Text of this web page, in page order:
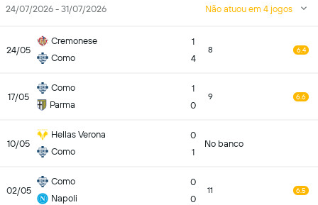
24/07/2026 - 31/07/2026 Não atuou em 4 jogos
24/05
Cremonese
Como
1
4
8 6.4
17/05
Como
Parma
1
0
9 6.6
10/05
Hellas Verona
Como
0
1
No banco
02/05
Como
Napoli
0
0
11 6.5